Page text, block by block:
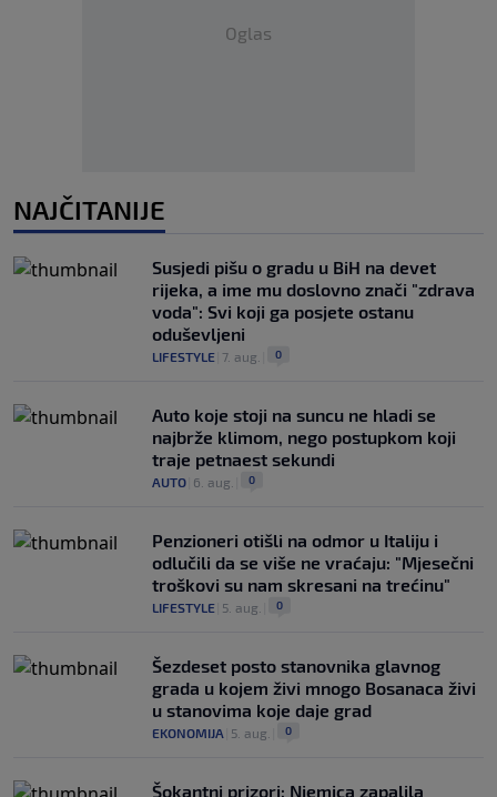
Oglas
NAJČITANIJE
Susjedi pišu o gradu u BiH na devet
rijeka, a ime mu doslovno znači "zdrava
voda": Svi koji ga posjete ostanu
oduševljeni
LIFESTYLE 7. aug. 0
Auto koje stoji na suncu ne hladi se
najbrže klimom, nego postupkom koji
traje petnaest sekundi
AUTO 6. aug. 0
Penzioneri otišli na odmor u Italiju i
odlučili da se više ne vraćaju: "Mjesečni
troškovi su nam skresani na trećinu"
LIFESTYLE 5. aug. 0
Šezdeset posto stanovnika glavnog
grada u kojem živi mnogo Bosanaca živi
u stanovima koje daje grad
EKONOMIJA 5. aug. 0
Šokantni prizori: Njemica zapalila